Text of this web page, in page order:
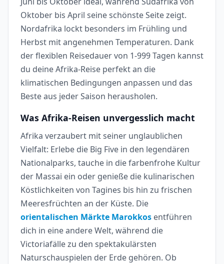
Oktober bis April seine schönste Seite zeigt.
Nordafrika lockt besonders im Frühling und
Herbst mit angenehmen Temperaturen. Dank
der flexiblen Reisedauer von 1-999 Tagen kannst
du deine Afrika-Reise perfekt an die
klimatischen Bedingungen anpassen und das
Beste aus jeder Saison herausholen.
Was Afrika-Reisen unvergesslich macht
Afrika verzaubert mit seiner unglaublichen
Vielfalt: Erlebe die Big Five in den legendären
Nationalparks, tauche in die farbenfrohe Kultur
der Massai ein oder genieße die kulinarischen
Köstlichkeiten von Tagines bis hin zu frischen
Meeresfrüchten an der Küste. Die
orientalischen Märkte Marokkos entführen
dich in eine andere Welt, während die
Victoriafälle zu den spektakulärsten
Naturschauspielen der Erde gehören. Ob